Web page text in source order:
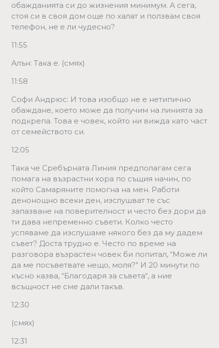
обажданията си до жизнения минимум. А сега,
стоя си в своя дом още по халат и ползвам своя
телефон, не е ли чудесно?
11:55
Алън: Така е. (смях)
11:58
Софи Андрюс: И това изобщо не е нетипично
обаждане, което може да получим на линията за
подкрепа. Това е човек, който ни вижда като част
от семейството си.
12:05
Така че Сребърната Линия предполагам сега
помага на възрастни хора по същия начин, по
който Самаряните помогна на мен. Работи
денонощно всеки ден, изслушват те със
запазване на поверителност и често без дори да
ти дава непременно съвети. Колко често
успяваме да изслушаме някого без да му дадем
съвет? Доста трудно е. Често по време на
разговора възрастен човек би попитал, “Може ли
да ме посъветвате нещо, моля?” И 20 минути по
късно казва, “Благодаря за съвета“, а ние
всъщност не сме дали такъв.
12:30
(смях)
12:31